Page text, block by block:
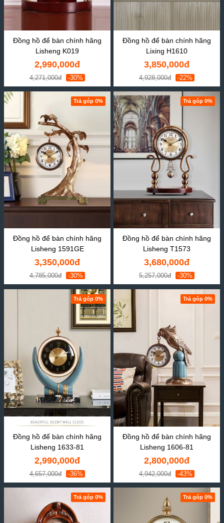
Đồng hồ để bàn chính hãng
Lisheng K019
2,990,000đ
4,271,000đ -30%
Đồng hồ để bàn chính hãng
Lixing H1610
3,850,000đ
4,928,000đ -22%
Trả góp 0%
Đồng hồ để bàn chính hãng
Lisheng 1591GE
3,350,000đ
4,785,000đ -30%
Trả góp 0%
Đồng hồ để bàn chính hãng
Lisheng T1573
3,680,000đ
5,257,000đ -30%
Trả góp 0%
Đồng hồ để bàn chính hãng
Lisheng 1633-81
2,990,000đ
4,657,000đ -36%
Trả góp 0%
Đồng hồ để bàn chính hãng
Lisheng 1606-81
2,800,000đ
4,942,000đ -43%
Trả góp 0% Trả góp 0%